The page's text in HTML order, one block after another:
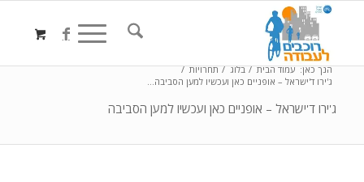
ג'ירו ד'ישראל – אופניים כאן ועכשיו למען הסביבה
הנך כאן: עמוד הבית / בלוג / תחרויות /
ג'ירו ד'ישראל – אופניים כאן ועכשיו למען הסביבה...